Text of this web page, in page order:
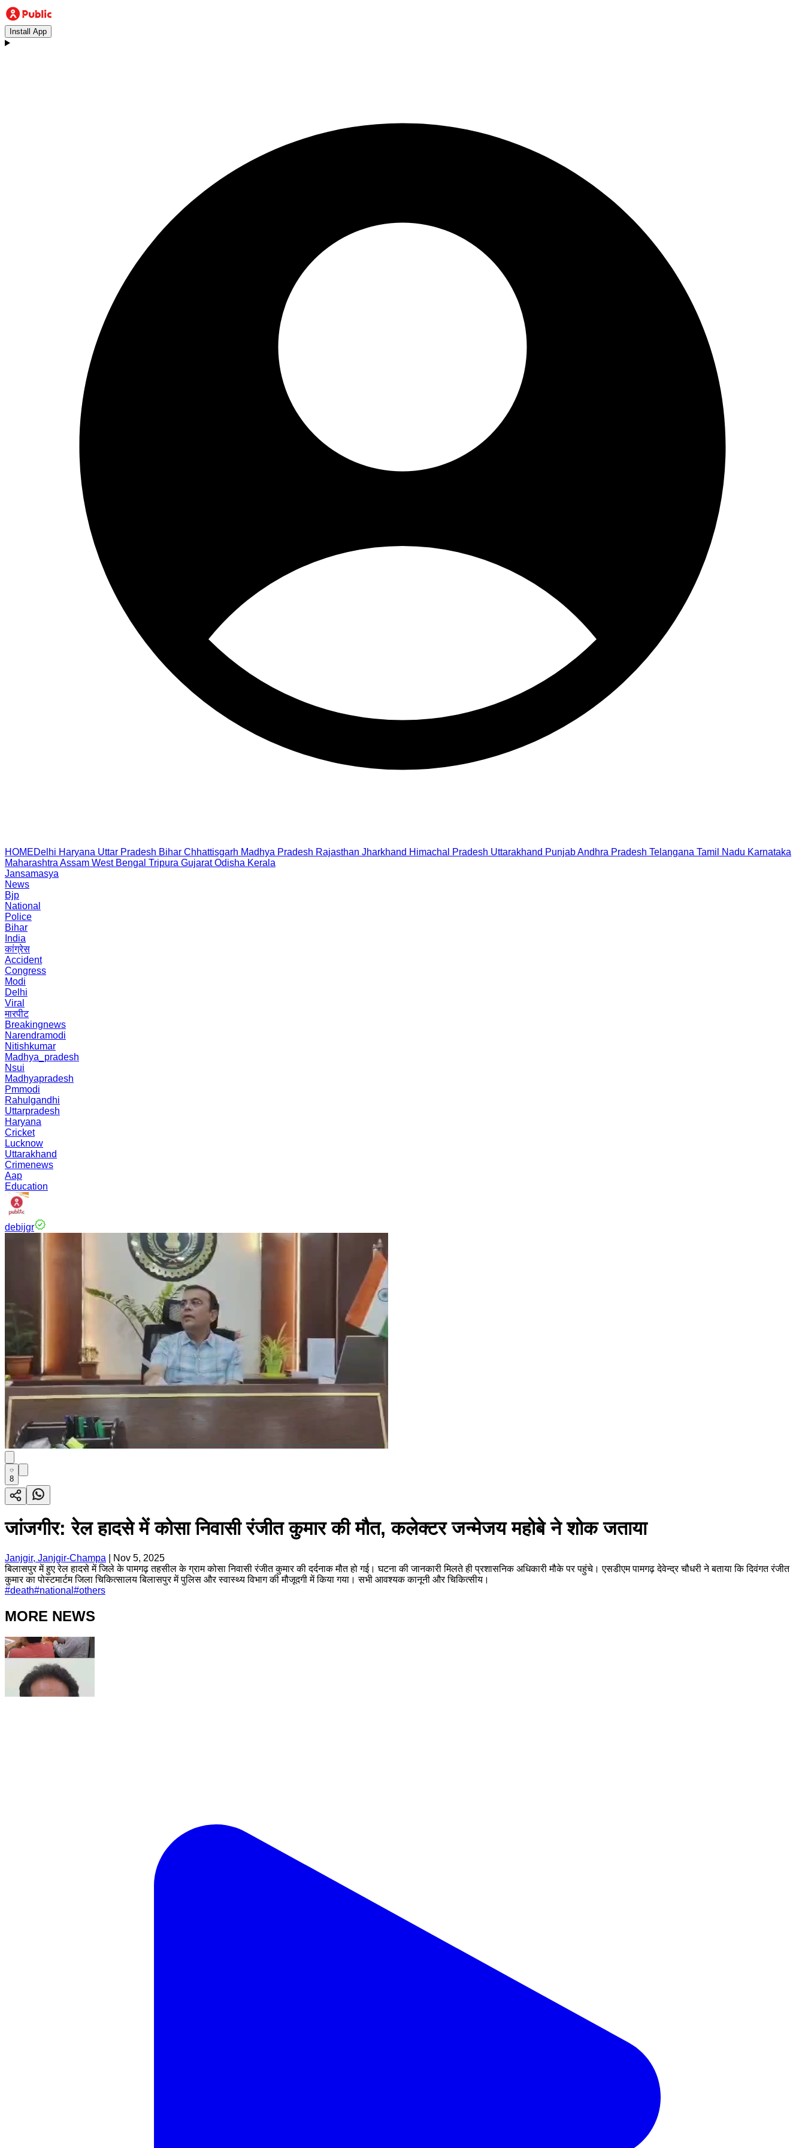
Install App
HOMEDelhi Haryana Uttar Pradesh Bihar Chhattisgarh Madhya Pradesh Rajasthan Jharkhand Himachal Pradesh Uttarakhand PunjabAndhra Pradesh Telangana Tamil Nadu Karnataka
Maharashtra Assam West Bengal Tripura Gujarat Odisha Kerala
Jansamasya
News
Bjp
National
Police
Bihar
India
कांग्रेस
Accident
Congress
Modi
Delhi
Viral
मारपीट
Breakingnews
Narendramodi
Nitishkumar
Madhya_pradesh
Nsui
Madhyapradesh
Pmmodi
Rahulgandhi
Uttarpradesh
Haryana
Cricket
Lucknow
Uttarakhand
Crimenews
Aap
Education
debijgr
8
जांजगीर: रेल हादसे में कोसा निवासी रंजीत कुमार की मौत, कलेक्टर जन्मेजय महोबे ने शोक जताया
Janjgir, Janjgir-Champa
Nov 5, 2025
बिलासपुर में हुए रेल हादसे में जिले के पामगढ़ तहसील के ग्राम कोसा निवासी रंजीत कुमार की दर्दनाक मौत हो गई। घटना की जानकारी मिलते ही प्रशासनिक अधिकारी मौके पर पहुंचे। एसडीएम पामगढ़ देवेन्द्र चौधरी ने बताया कि दिवंगत रंजीत
कुमार का पोस्टमार्टम जिला चिकित्सालय बिलासपुर में पुलिस और स्वास्थ्य विभाग की मौजूदगी में किया गया। सभी आवश्यक कानूनी और चिकित्सीय।
#death#national #others
MORE NEWS